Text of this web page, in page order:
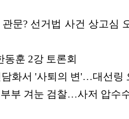
문? 선거법 사건 상고심
동훈 2강 토론회
화서 '사퇴의 변'…대선링
부 겨눈 검찰…사저 압수